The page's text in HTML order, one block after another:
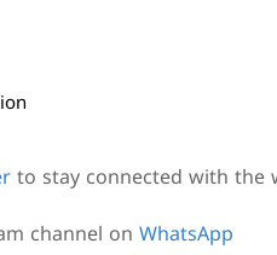
to stay connected with the
channel on WhatsApp